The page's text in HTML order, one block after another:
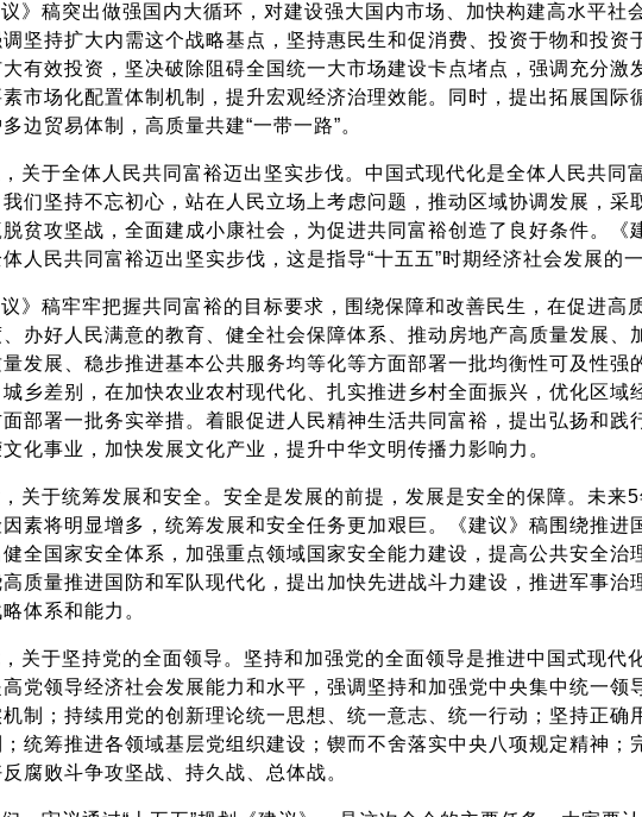
议》稿突出做强国内大循环，对建设强大国内市场、加快构建高水平社
坚持扩大内需这个战略基点，坚持惠民生和促消费、投资于物和投资
有效投资，坚决破除阻碍全国统一大市场建设卡点堵点，强调充分激
市场化配置体制机制，提升宏观经济治理效能。同时，提出拓展国际
边贸易体制，高质量共建“一带一路”。
关于全体人民共同富裕迈出坚实步伐。中国式现代化是全体人民共同
们坚持不忘初心，站在人民立场上考虑问题，推动区域协调发展，采
贫攻坚战，全面建成小康社会，为促进共同富裕创造了良好条件。《
人民共同富裕迈出坚实步伐，这是指导“十五五”时期经济社会发展的
议》稿牢牢把握共同富裕的目标要求，围绕保障和改善民生，在促进高
办好人民满意的教育、健全社会保障体系、推动房地产高质量发展、
量发展、稳步推进基本公共服务均等化等方面部署一批均衡性可及性强
乡差别，在加快农业农村现代化、扎实推进乡村全面振兴，优化区域
部署一批务实举措。着眼促进人民精神生活共同富裕，提出弘扬和践
化事业，加快发展文化产业，提升中华文明传播力影响力。
关于统筹发展和安全。安全是发展的前提，发展是安全的保障。未来
素将明显增多，统筹发展和安全任务更加艰巨。《建议》稿围绕推进
全国家安全体系，加强重点领域国家安全能力建设，提高公共安全治
质量推进国防和军队现代化，提出加快先进战斗力建设，推进军事治
体系和能力。
关于坚持党的全面领导。坚持和加强党的全面领导是推进中国式现代
党领导经济社会发展能力和水平，强调坚持和加强党中央集中统一领
制；持续用党的创新理论统一思想、统一意志、统一行动；坚持正确
统筹推进各领域基层党组织建设；锲而不舍落实中央八项规定精神；
腐败斗争攻坚战、持久战、总体战。